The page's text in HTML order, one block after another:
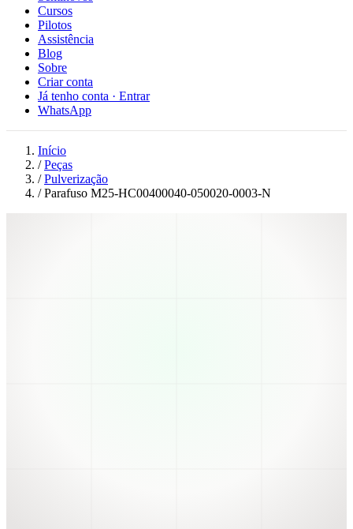
Cursos
Pilotos
Assistência
Blog
Sobre
Criar conta
Já tenho conta · Entrar
WhatsApp
Início
/ Peças
/ Pulverização
/ Parafuso M25-HC00400040-050020-0003-N